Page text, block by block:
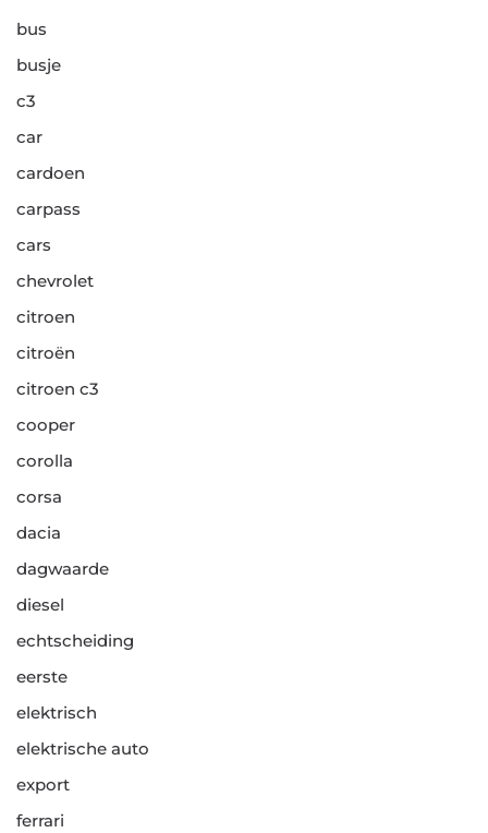
bus
busje
c3
car
cardoen
carpass
cars
chevrolet
citroen
citroën
citroen c3
cooper
corolla
corsa
dacia
dagwaarde
diesel
echtscheiding
eerste
elektrisch
elektrische auto
export
ferrari